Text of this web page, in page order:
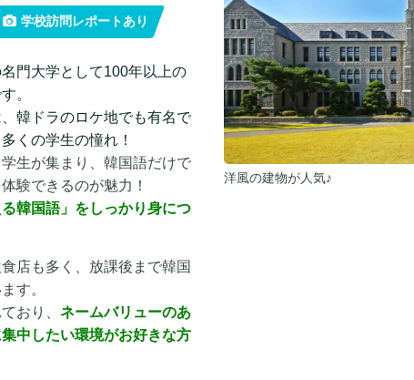
洋風の建物が人気♪
学校訪問レポートあり
門大学として100年以上の
。
韓ドラのロケ地でも有名で
くの学生の憧れ！
生が集まり、韓国語だけで
験できるのが魅力！
韓国語」をしっかり身につ
店も多く、放課後まで韓国
す。
おり、 ネームバリューのあ
中したい環境がお好きな方